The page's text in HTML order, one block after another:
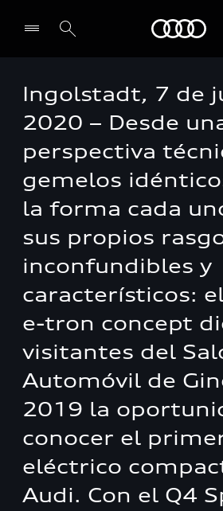
Ingolstadt, 7 de
2020 – Desde
perspectiva
gemelos
la forma cada
sus propios
inconfundibles y
característicos:
e-tron concept
visitantes del
Automóvil de
2019 la
conocer el
eléctrico
Audi. Con el Q4